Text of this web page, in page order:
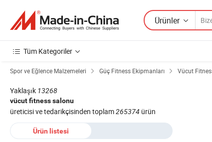
Ürünler
Tüm Kategoriler
Spor ve Eğlence Malzemeleri Güç Fitness Ekipmanları Vücut
Yaklaşık 13268
vücut fitness salonu
üreticisi ve tedarikçisinden toplam265374 ürün
Ürün listesi